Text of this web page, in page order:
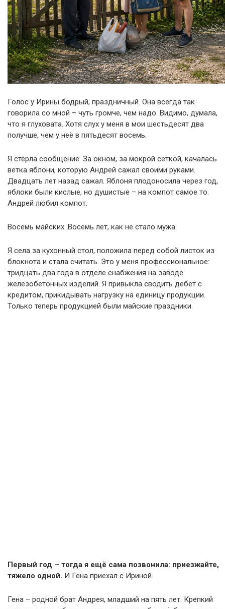
Голос у Ирины бодрый, праздничный. Она всегда так
говорила со мной – чуть громче, чем надо. Видимо, думала,
что я глуховата. Хотя слух у меня в мои шестьдесят два
получше, чем у неё в пятьдесят восемь.
Я стёрла сообщение. За окном, за мокрой сеткой, качалась
ветка яблони, которую Андрей сажал своими руками.
Двадцать лет назад сажал. Яблоня плодоносила через год,
яблоки были кислые, но душистые – на компот самое то.
Андрей любил компот.
Восемь майских. Восемь лет, как не стало мужа.
Я села за кухонный стол, положила перед собой листок из
блокнота и стала считать. Это у меня профессиональное:
тридцать два года в отделе снабжения на заводе
железобетонных изделий. Я привыкла сводить дебет с
кредитом, прикидывать нагрузку на единицу продукции.
Только теперь продукцией были майские праздники.
Первый год – тогда я ещё сама позвонила: приезжайте,
тяжело одной. И Гена приехал с Ириной.
Гена – родной брат Андрея, младший на пять лет. Крепкий